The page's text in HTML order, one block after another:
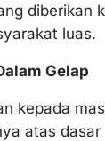
luas.
Gelap
kepada
atas